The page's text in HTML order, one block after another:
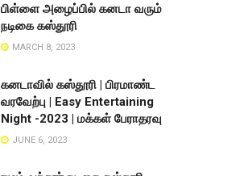
பிள்ளை அழைப்பில் கனடா வரும்
நடிகை கஸ்தூரி
MARCH 8, 2023
கனடாவில் கஸ்தூரி | பிரமாண்ட
வரவேற்பு | Easy Entertaining
Night -2023 | மக்கள் பேராதரவு
JUNE 6, 2023